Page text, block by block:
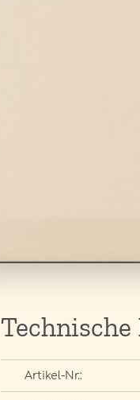
Technische
Artikel-Nr.: